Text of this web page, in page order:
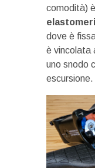
comodità)
elastomeri
dove è
è vincolata
uno snodo
escursione.